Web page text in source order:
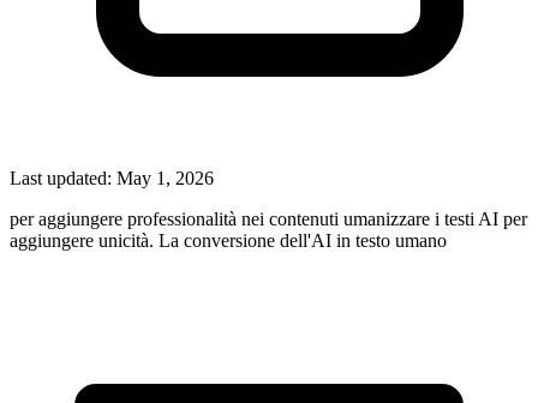
Last updated: May 1, 2026
per aggiungere professionalità nei contenuti umanizzare i testi AI per
aggiungere unicità. La conversione dell'AI in testo umano